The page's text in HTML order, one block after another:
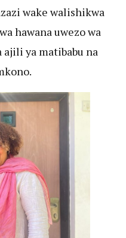
wake walishikwa
hawana uwezo wa
ya matibabu na